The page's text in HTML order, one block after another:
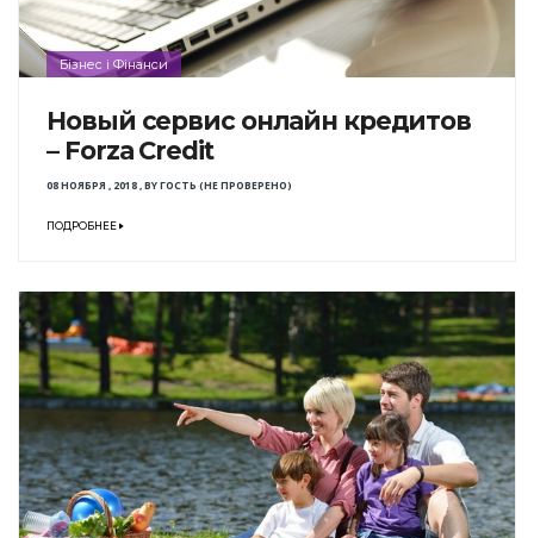
Бізнес і Фінанси
Новый сервис онлайн кредитов
– Forza Credit
08 НОЯБРЯ , 2018,BYГОСТЬ (НЕ ПРОВЕРЕНО)
ПОДРОБНЕЕ